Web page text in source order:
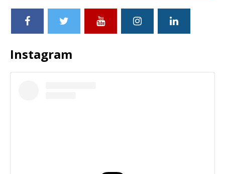
Instagram